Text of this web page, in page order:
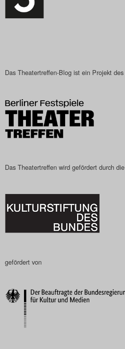
Das Theatertreffen-Blog ist ein Projekt des
Das Theatertreffen wird gefördert durch die
gefördert von